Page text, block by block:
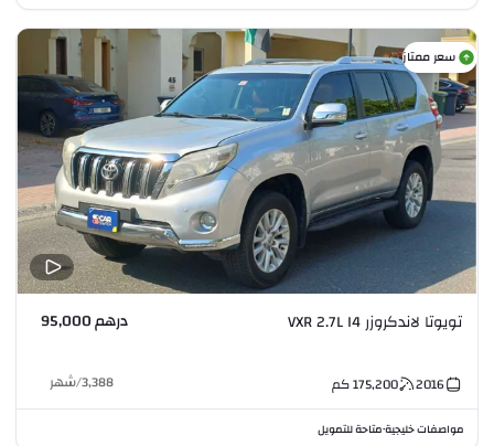
سعر ممتاز
تويوتا لاندكروزر VXR 2.7L I4 درهم 95,000
2016
175,200كم 3,388
/شهر
مواصفات خليجية•متاحة للتمويل